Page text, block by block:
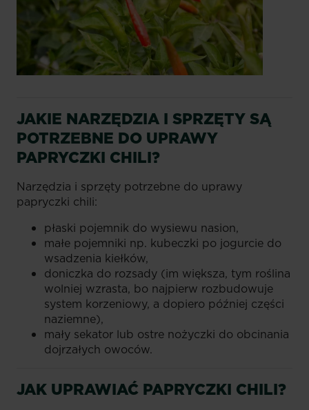
JAKIE NARZĘDZIA I SPRZĘTY SĄ
POTRZEBNE DO UPRAWY
PAPRYCZKI CHILI?
Narzędzia i sprzęty potrzebne do uprawy
papryczki chili:
płaski pojemnik do wysiewu nasion,
małe pojemniki np. kubeczki po jogurcie do
wsadzenia kiełków,
doniczka do rozsady (im większa, tym roślina
wolniej wzrasta, bo najpierw rozbudowuje
system korzeniowy, a dopiero później części
naziemne),
mały sekator lub ostre nożyczki do obcinania
dojrzałych owoców.
JAK UPRAWIAĆ PAPRYCZKI CHILI?